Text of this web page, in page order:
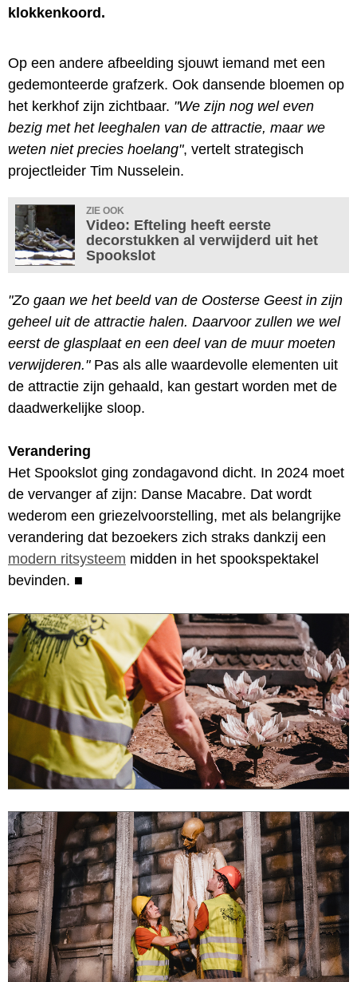
klokkenkoord.
Op een andere afbeelding sjouwt iemand met een
gedemonteerde grafzerk. Ook dansende bloemen op
het kerkhof zijn zichtbaar. "We zijn nog wel even
bezig met het leeghalen van de attractie, maar we
weten niet precies hoelang", vertelt strategisch
projectleider Tim Nusselein.
ZIE OOK
Video: Efteling heeft eerste
decorstukken al verwijderd uit het
Spookslot
"Zo gaan we het beeld van de Oosterse Geest in zijn
geheel uit de attractie halen. Daarvoor zullen we wel
eerst de glasplaat en een deel van de muur moeten
verwijderen."Pas als alle waardevolle elementen uit
de attractie zijn gehaald, kan gestart worden met de
daadwerkelijke sloop.
Verandering
Het Spookslot ging zondagavond dicht. In 2024 moet
de vervanger af zijn: Danse Macabre. Dat wordt
wederom een griezelvoorstelling, met als belangrijke
verandering dat bezoekers zich straks dankzij een
modern ritsysteem midden in het spookspektakel
bevinden. ■